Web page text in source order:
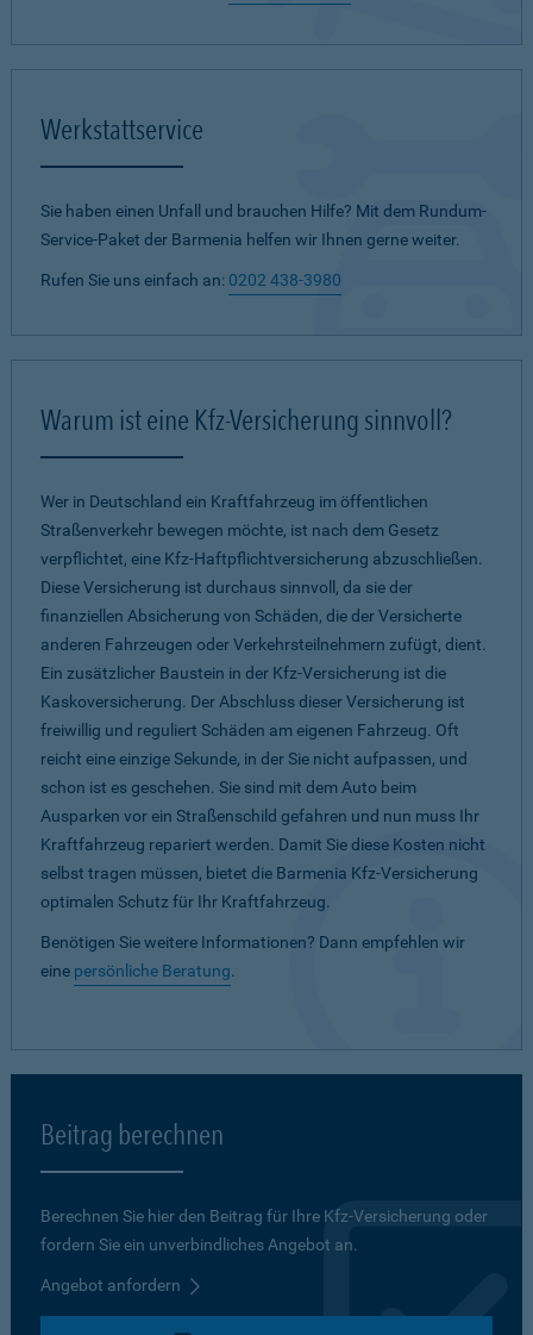
Werkstattservice
Sie haben einen Unfall und brauchen Hilfe? Mit dem Rundum-
Service-Paket der Barmenia helfen wir Ihnen gerne weiter.
Rufen Sie uns einfach an: 0202 438-3980
Warum ist eine Kfz-Versicherung sinnvoll?
Wer in Deutschland ein Kraftfahrzeug im öffentlichen
Straßenverkehr bewegen möchte, ist nach dem Gesetz
verpflichtet, eine Kfz-Haftpflichtversicherung abzuschließen.
Diese Versicherung ist durchaus sinnvoll, da sie der
finanziellen Absicherung von Schäden, die der Versicherte
anderen Fahrzeugen oder Verkehrsteilnehmern zufügt, dient.
Ein zusätzlicher Baustein in der Kfz-Versicherung ist die
Kaskoversicherung. Der Abschluss dieser Versicherung ist
freiwillig und reguliert Schäden am eigenen Fahrzeug. Oft
reicht eine einzige Sekunde, in der Sie nicht aufpassen, und
schon ist es geschehen. Sie sind mit dem Auto beim
Ausparken vor ein Straßenschild gefahren und nun muss Ihr
Kraftfahrzeug repariert werden. Damit Sie diese Kosten nicht
selbst tragen müssen, bietet die Barmenia Kfz-Versicherung
optimalen Schutz für Ihr Kraftfahrzeug.
Benötigen Sie weitere Informationen? Dann empfehlen wir
eine persönliche Beratung.
Beitrag berechnen
Berechnen Sie hier den Beitrag für Ihre Kfz-Versicherung oder
fordern Sie ein unverbindliches Angebot an.
Angebot anfordern